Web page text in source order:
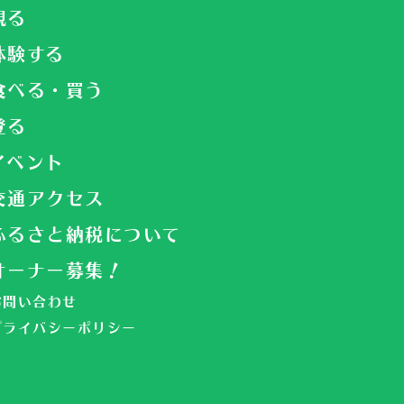
る
験する
べる・買う
る
ベント
通アクセス
るさと納税について
ーナー募集！
い合わせ
ライバシーポリシー